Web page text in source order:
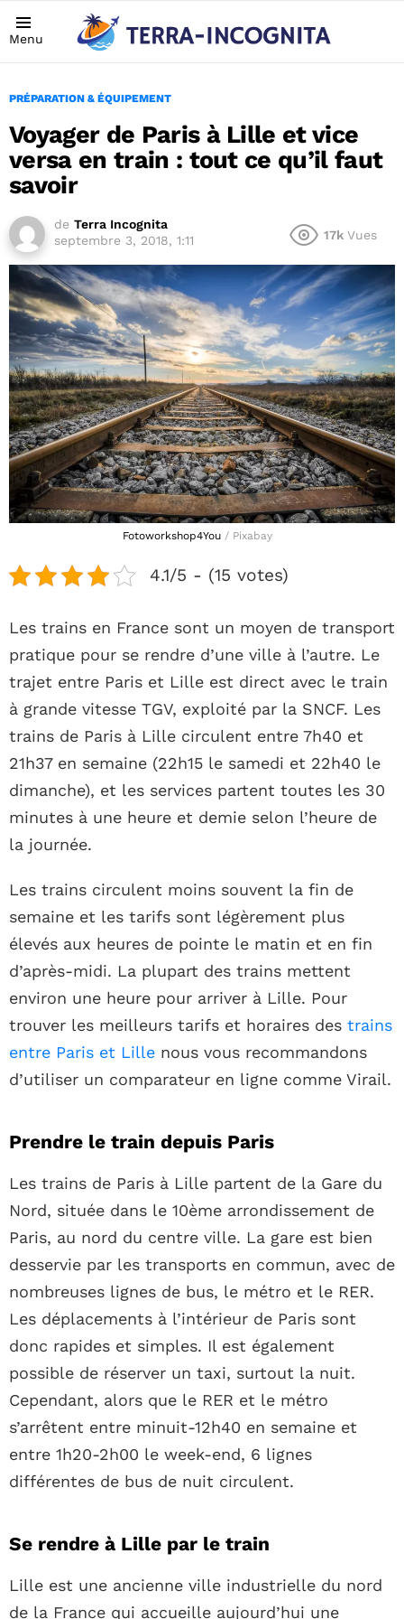
Menu
PRÉPARATION & ÉQUIPEMENT
Voyager de Paris à Lille et vice
versa en train : tout ce qu’il faut
savoir
de Terra Incognita
septembre 3, 2018, 1:11
17k Vues
Fotoworkshop4You / Pixabay
4.1/5 - (15 votes)
Les trains en France sont un moyen de transport
pratique pour se rendre d’une ville à l’autre. Le
trajet entre Paris et Lille est direct avec le train
à grande vitesse TGV, exploité par la SNCF. Les
trains de Paris à Lille circulent entre 7h40 et
21h37 en semaine (22h15 le samedi et 22h40 le
dimanche), et les services partent toutes les 30
minutes à une heure et demie selon l’heure de
la journée.
Les trains circulent moins souvent la fin de
semaine et les tarifs sont légèrement plus
élevés aux heures de pointe le matin et en fin
d’après-midi. La plupart des trains mettent
environ une heure pour arriver à Lille. Pour
trouver les meilleurs tarifs et horaires des trains
entre Paris et Lille nous vous recommandons
d’utiliser un comparateur en ligne comme Virail.
Prendre le train depuis Paris
Les trains de Paris à Lille partent de la Gare du
Nord, située dans le 10ème arrondissement de
Paris, au nord du centre ville. La gare est bien
desservie par les transports en commun, avec de
nombreuses lignes de bus, le métro et le RER.
Les déplacements à l’intérieur de Paris sont
donc rapides et simples. Il est également
possible de réserver un taxi, surtout la nuit.
Cependant, alors que le RER et le métro
s’arrêtent entre minuit-12h40 en semaine et
entre 1h20-2h00 le week-end, 6 lignes
différentes de bus de nuit circulent.
Se rendre à Lille par le train
Lille est une ancienne ville industrielle du nord
de la France qui accueille aujourd’hui une